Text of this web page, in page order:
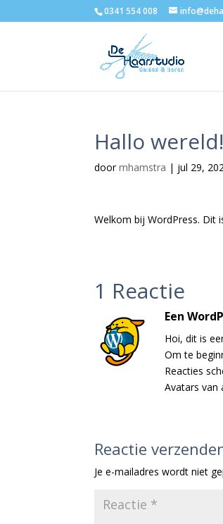
0341 554 008
Hallo wereld!
doormhamstra | jul 29,
Welkom bij WordPress. Dit
1 Reactie
Een
Hoi, dit is
Om te
Reacties
Avatars van
Reactie
Je e-mailadres wordt niet